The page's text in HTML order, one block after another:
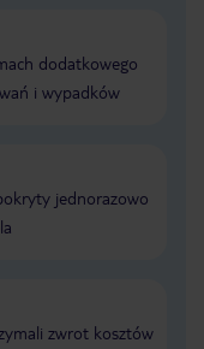
dodatkowego
i wypadków
jednorazowo
zwrot kosztów